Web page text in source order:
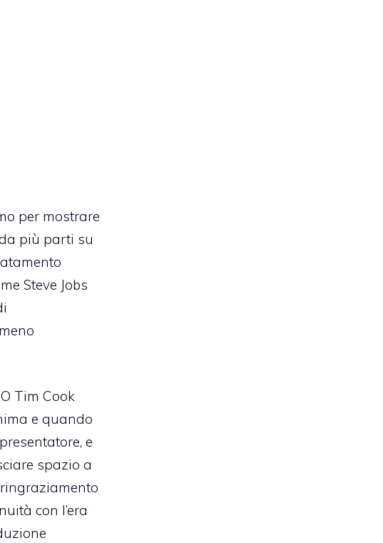
per mostrare
più parti su
Steve Jobs
Tim Cook
e quando
e
spazio a
con l’era